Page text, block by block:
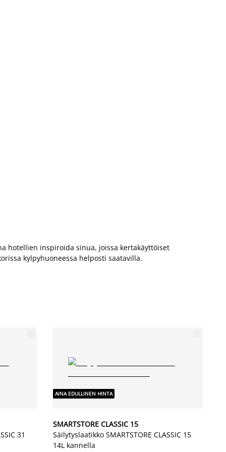
hotellien inspiroida sinua, joissa kertakäyttöiset
kylpyhuoneessa helposti saatavilla.
31
AINA EDULLINEN HINTA
SMARTSTORE CLASSIC 15
Säilytyslaatikko SMARTSTORE CLASSIC 15
14L kannella